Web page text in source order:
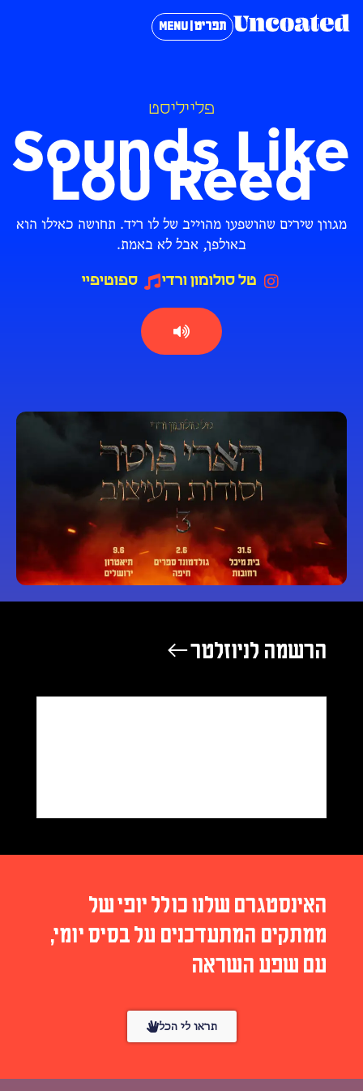
תפריט | MENU
פלייליסט
Sounds Like
Lou Reed
מגוון שירים שהושפעו מהוייב של לו ריד. תחושה כאילו הוא
באולפן, אבל לא באמת.
טל סולומון ורדי ספוטיפיי
הרשמה לניוזלטר ←
האינסטגרם שלנו כולל יופי של
ממתקים המתעדכנים על בסיס יומי,
עם שפע השראה
תראו לי הכל